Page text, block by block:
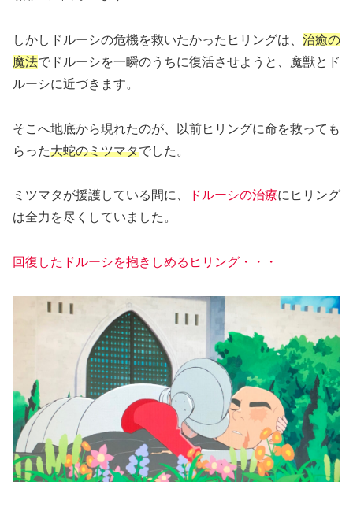
しかしドルーシの危機を救いたかったヒリングは、 治癒の
魔法でドルーシを一瞬のうちに復活させようと、魔獣とド
ルーシに近づきます。
そこへ地底から現れたのが、以前ヒリングに命を救っても
らった大蛇のミツマタでした。
ミツマタが援護している間に、 ドルーシの治療にヒリング
は全力を尽くしていました。
回復したドルーシを抱きしめるヒリング・・・